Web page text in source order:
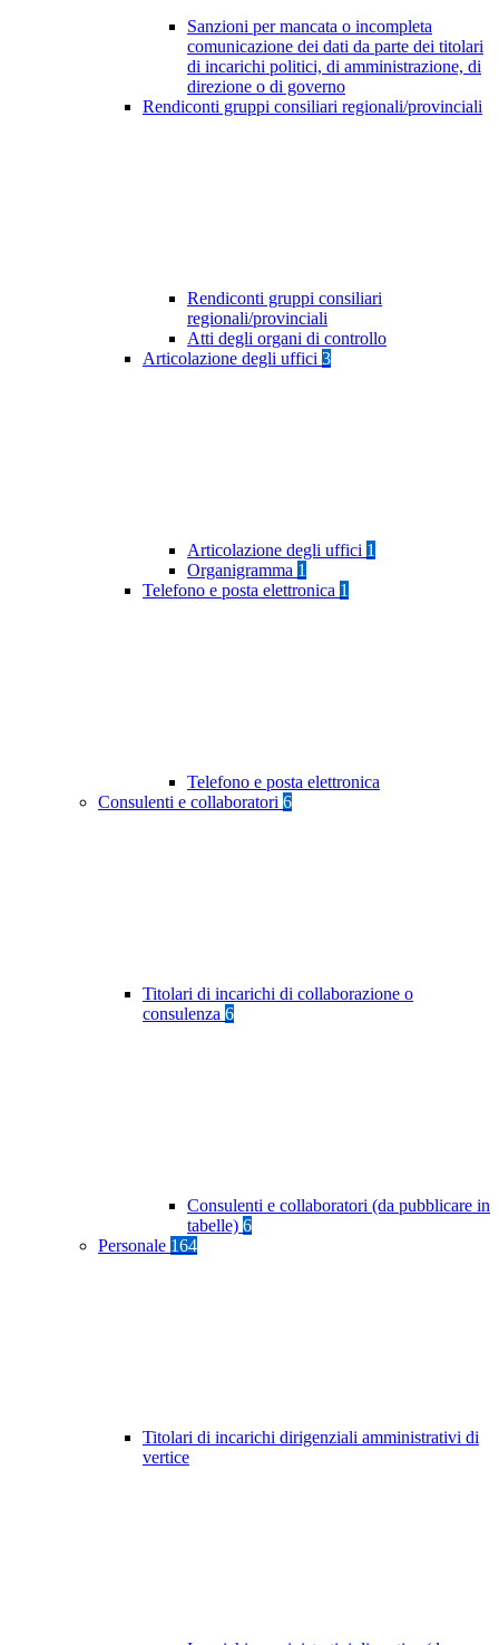
Sanzioni per mancata o incompleta
comunicazione dei dati da parte dei titolari
di incarichi politici, di amministrazione, di
direzione o di governo
Rendiconti gruppi consiliari regionali/provinciali
Rendiconti gruppi consiliari
regionali/provinciali
Atti degli organi di controllo
Articolazione degli uffici 3
Articolazione degli uffici 1
Organigramma 1
Telefono e posta elettronica 1
Telefono e posta elettronica
Consulenti e collaboratori 6
Titolari di incarichi di collaborazione o
consulenza 6
Consulenti e collaboratori (da pubblicare in
tabelle) 6
Personale 164
Titolari di incarichi dirigenziali amministrativi di
vertice